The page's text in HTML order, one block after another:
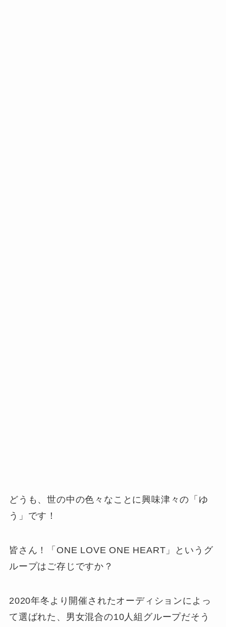
どうも、世の中の色々なことに興味津々の「ゆ
う」です！
皆さん！「ONE LOVE ONE HEART」というグ
ループはご存じですか？
2020年冬より開催されたオーディションによっ
て選ばれた、男女混合の10人組グループだそう